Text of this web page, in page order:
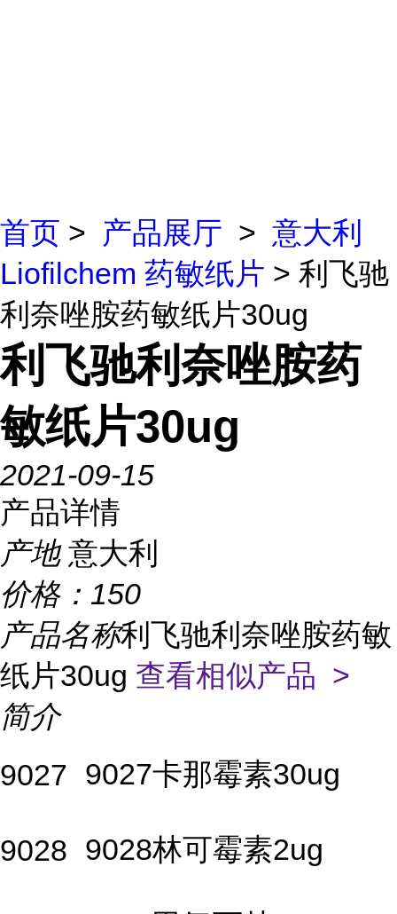
首页 > 产品展厅 > 意大利
Liofilchem 药敏纸片 > 利飞驰
利奈唑胺药敏纸片30ug
利飞驰利奈唑胺药
敏纸片30ug
2021-09-15
产品详情
产地 意大利
价格： 150
产品名称利飞驰利奈唑胺药敏
纸片30ug 查看相似产品 >
简介
9027 9027卡那霉素30ug
9028 9028林可霉素2ug